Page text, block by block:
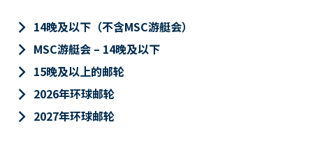
keyboard_arrow_right 14晚及以下（不含MSC游艇会）
keyboard_arrow_right MSC游艇会 – 14晚及以下
keyboard_arrow_right 15晚及以上的邮轮
keyboard_arrow_right 2026年环球邮轮
keyboard_arrow_right 2027年环球邮轮